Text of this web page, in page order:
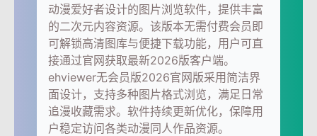
动漫爱好者设计的图片浏览软件，提供丰富
的二次元内容资源。该版本无需付费会员即
可解锁高清图库与便捷下载功能，用户可直
接通过官网获取最新2026版客户端。
ehviewer无会员版2026官网版采用简洁界
面设计，支持多种图片格式浏览，满足日常
追漫收藏需求。软件持续更新优化，保障用
户稳定访问各类动漫同人作品资源。